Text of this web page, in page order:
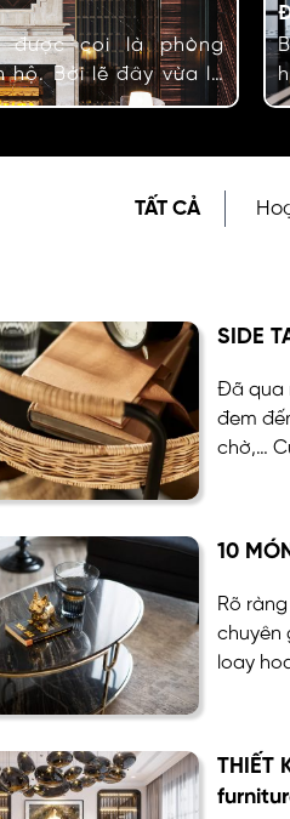
được coi là phòng
hộ. Bởi lẽ đây vừa là
vừa là không gian
mẫu thiết kế và
thất phòng khách
TẤT CẢ
SIDE
Đã qua
đem
chờ,…
10
Rõ
chuyên
loay
THIẾT